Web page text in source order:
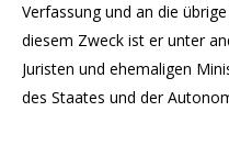
Verfassung und an die
diesem Zweck ist er unter
Juristen und ehemaligen
des Staates und der